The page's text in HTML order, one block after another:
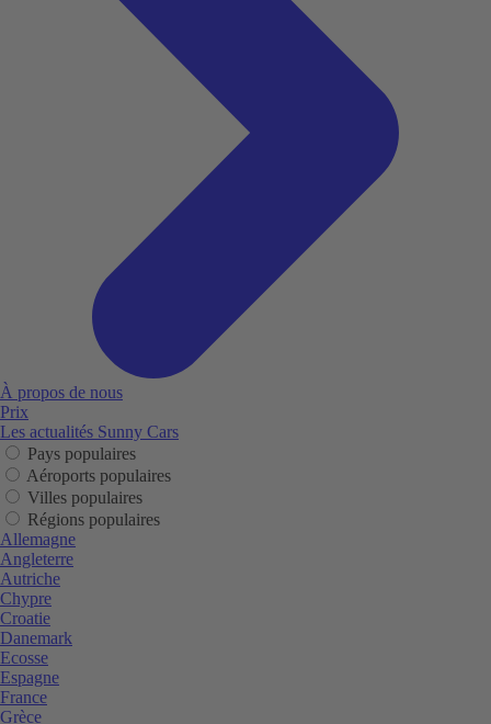
À propos de nous
Prix
Les actualités Sunny Cars
Pays populaires
Aéroports populaires
Villes populaires
Régions populaires
Allemagne
Angleterre
Autriche
Chypre
Croatie
Danemark
Ecosse
Espagne
France
Grèce